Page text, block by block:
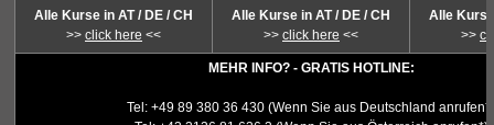
Alle Kurse in AT / DE / CH
>> click here <<
Alle Kurse in AT / DE / CH
>> click here <<
Alle
>>
MEHR INFO? - GRATIS HOTLINE:
Tel: +49 89 380 36 430 (Wenn Sie aus Deutschland anrufen*)